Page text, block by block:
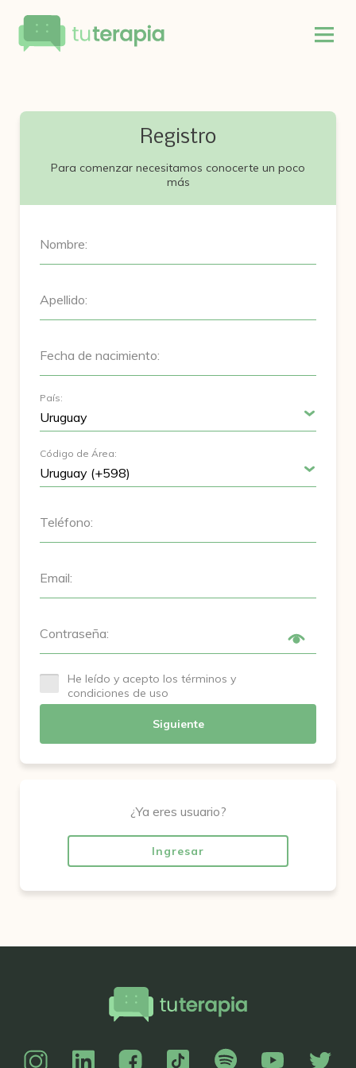
Registro
Para comenzar necesitamos conocerte un poco
más
Nombre:
Apellido:
Fecha de nacimiento:
País:
Código de Área:
Teléfono:
Email:
Contraseña:
He leído y acepto los términos y
condiciones de uso
Siguiente
¿Ya eres usuario?
Ingresar